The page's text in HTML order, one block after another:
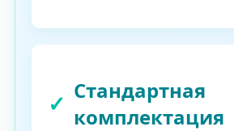
Стандартная
комплектация